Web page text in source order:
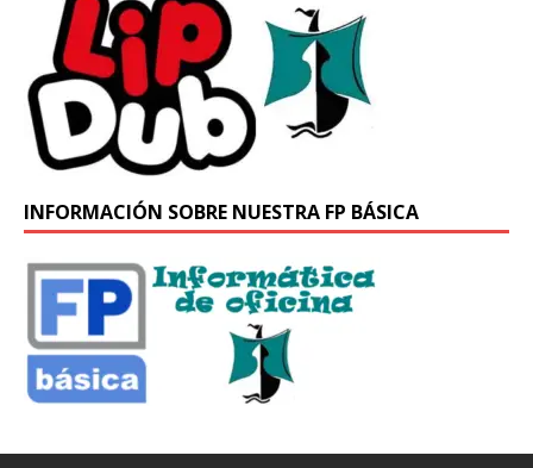
INFORMACIÓN SOBRE NUESTRA FP BÁSICA